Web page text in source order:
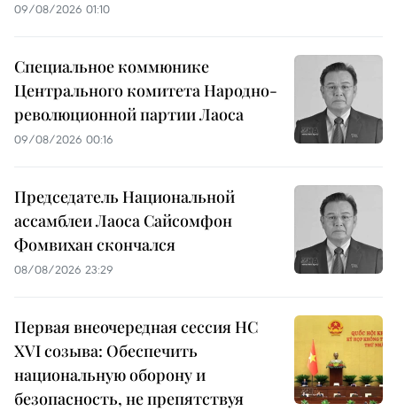
09/08/2026 01:10
Специальное коммюнике
Центрального комитета Народно-
революционной партии Лаоса
09/08/2026 00:16
Председатель Национальной
ассамблеи Лаоса Сайсомфон
Фомвихан скончался
08/08/2026 23:29
Первая внеочередная сессия НС
XVI созыва: Обеспечить
национальную оборону и
безопасность, не препятствуя